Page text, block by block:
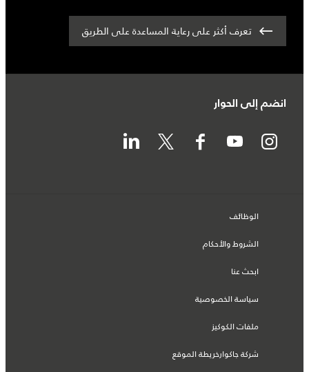
تعرف أكثر على رعاية المساعدة على الطريق
انضم إلى الحوار
الوظائف
الشروط والأحكام
ابحث عنا
سياسة الخصوصية
ملفات الكوكيز
شركة جاكوارخريطة الموقع